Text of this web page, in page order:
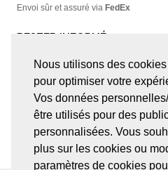
Nous utilisons des
pour optimiser votre
Vos données
être utilisés pour des
personnalisées. Vous
plus sur les cookies ou
paramètres de cookies
Envoi sûr et assuré via FedEx
facebook